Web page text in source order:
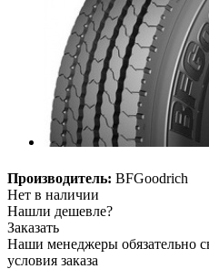
Производитель: BFGoodrich
Нет в наличии
Нашли дешевле?
Заказать
Наши менеджеры обязательно
условия заказа